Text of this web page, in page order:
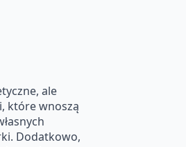
ale
które wnoszą
Dodatkowo,